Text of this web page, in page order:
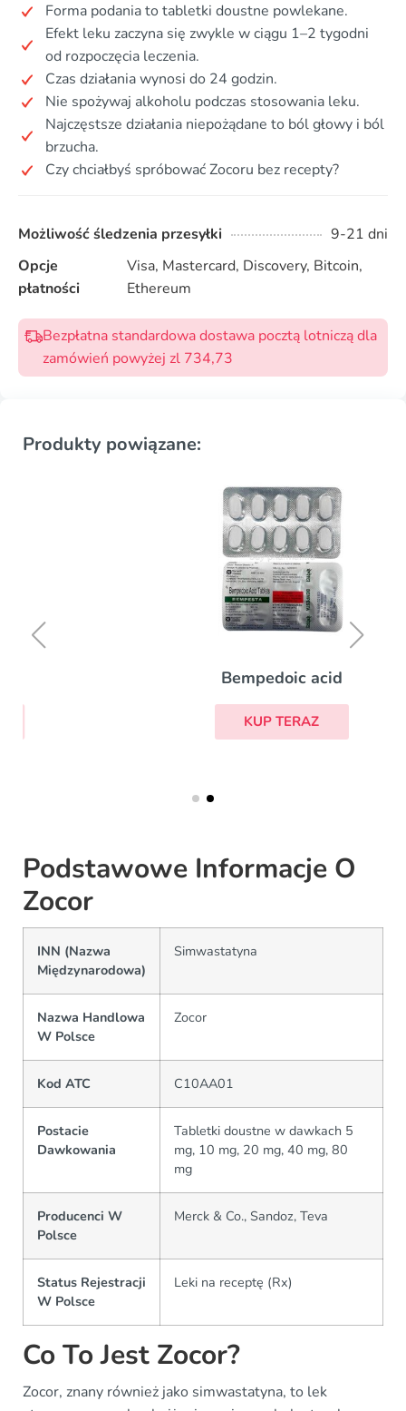
Forma podania to tabletki doustne powlekane.
Efekt leku zaczyna się zwykle w ciągu 1–2 tygodni
od rozpoczęcia leczenia.
Czas działania wynosi do 24 godzin.
Nie spożywaj alkoholu podczas stosowania leku.
Najczęstsze działania niepożądane to ból głowy i ból
brzucha.
Czy chciałbyś spróbować Zocoru bez recepty?
Możliwość śledzenia przesyłki
9-21 dni
Opcje
płatności
Visa, Mastercard, Discovery, Bitcoin,
Ethereum
Bezpłatna standardowa dostawa pocztą lotniczą dla
zamówień powyżej zl 734,73
Produkty powiązane:
Bempedoic acid
Podstawowe Informacje O
Zocor
INN (Nazwa
Międzynarodowa)
Simwastatyna
Nazwa Handlowa
W Polsce
Zocor
Kod ATC C10AA01
Postacie
Dawkowania
Tabletki doustne w dawkach 5
mg, 10 mg, 20 mg, 40 mg, 80
mg
Producenci W
Polsce
Merck & Co., Sandoz, Teva
Status Rejestracji
W Polsce
Leki na receptę (Rx)
Co To Jest Zocor?
Zocor, znany również jako simwastatyna, to lek